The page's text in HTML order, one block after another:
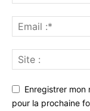
Enregistrer
pour la prochaine